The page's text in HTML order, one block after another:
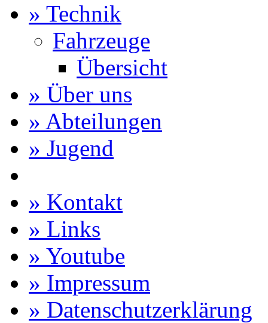
» Technik
Fahrzeuge
Übersicht
» Über uns
» Abteilungen
» Jugend
» Kontakt
» Links
» Youtube
» Impressum
» Datenschutzerklärung